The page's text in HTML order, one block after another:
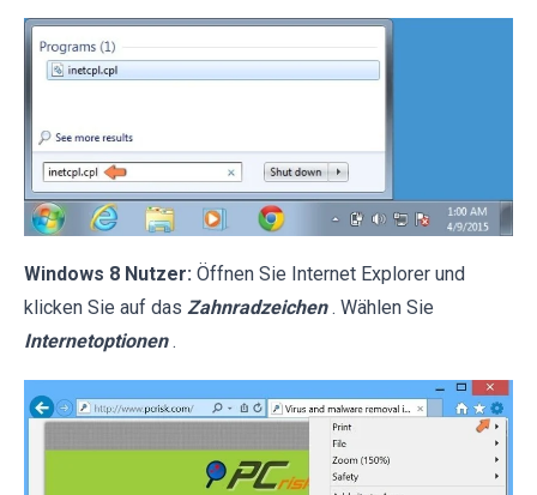
Windows 8 Nutzer: Öffnen Sie Internet Explorer und
klicken Sie auf das Zahnradzeichen . Wählen Sie
Internetoptionen .